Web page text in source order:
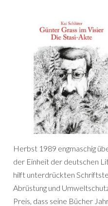
Herbst 1989 engmaschig
der Einheit der deutschen
hilft unterdrückten
Abrüstung und
Preis, dass seine Bücher